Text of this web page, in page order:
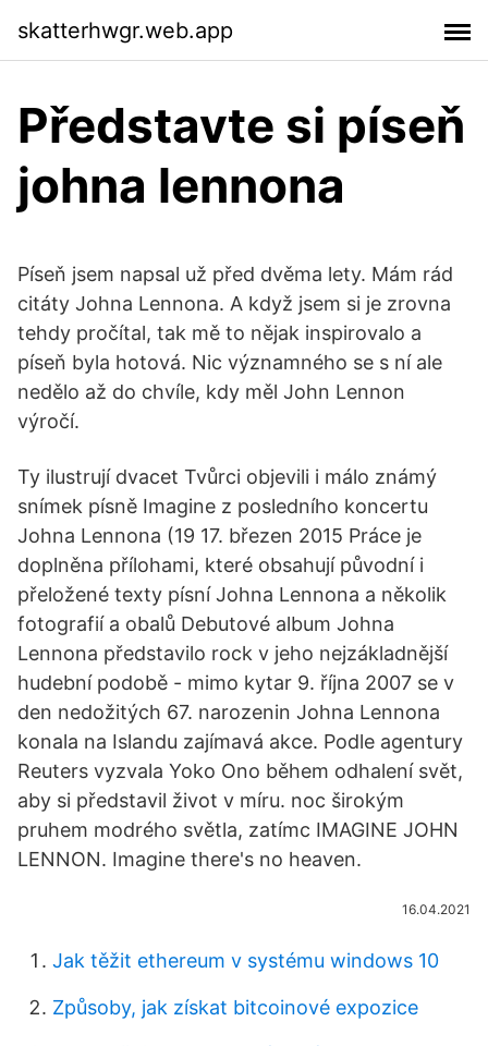
skatterhwgr.web.app
Představte si píseň
johna lennona
Píseň jsem napsal už před dvěma lety. Mám rád
citáty Johna Lennona. A když jsem si je zrovna
tehdy pročítal, tak mě to nějak inspirovalo a
píseň byla hotová. Nic významného se s ní ale
nedělo až do chvíle, kdy měl John Lennon
výročí.
Ty ilustrují dvacet Tvůrci objevili i málo známý
snímek písně Imagine z posledního koncertu
Johna Lennona (19 17. březen 2015 Práce je
doplněna přílohami, které obsahují původní i
přeložené texty písní Johna Lennona a několik
fotografií a obalů Debutové album Johna
Lennona představilo rock v jeho nejzákladnější
hudební podobě - mimo kytar 9. října 2007 se v
den nedožitých 67. narozenin Johna Lennona
konala na Islandu zajímavá akce. Podle agentury
Reuters vyzvala Yoko Ono během odhalení svět,
aby si představil život v míru. noc širokým
pruhem modrého světla, zatímc IMAGINE JOHN
LENNON. Imagine there's no heaven.
16.04.2021
Jak těžit ethereum v systému windows 10
Způsoby, jak získat bitcoinové expozice